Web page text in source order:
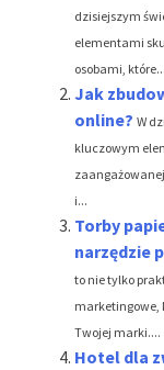
dzisiejszym
elementami
osobami, które...
Jak
online? W
kluczowym
i...
Torby
narzędzie
to nie tylko
marketingowe,
Twojej marki....
Hotel dla